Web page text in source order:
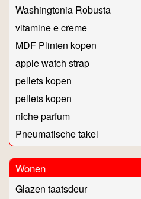
Washingtonia Robusta
vitamine e creme
MDF Plinten kopen
apple watch strap
pellets kopen
pellets kopen
niche parfum
Pneumatische takel
Wonen
Glazen taatsdeur